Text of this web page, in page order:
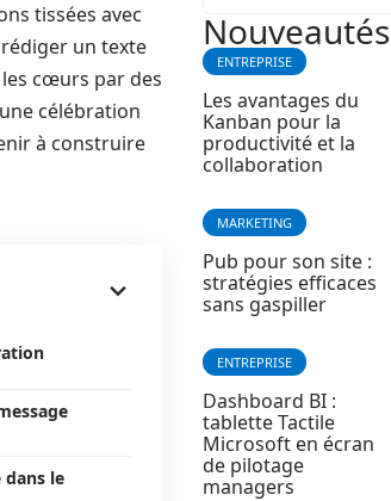
tissées avec
un texte
cœurs par des
célébration
à construire
dans le
Nouveautés
ENTREPRISE
Les avantages du
Kanban pour la
productivité et la
collaboration
MARKETING
Pub pour son site :
stratégies efficaces
sans gaspiller
ENTREPRISE
Dashboard BI :
tablette Tactile
Microsoft en écran
de pilotage
managers